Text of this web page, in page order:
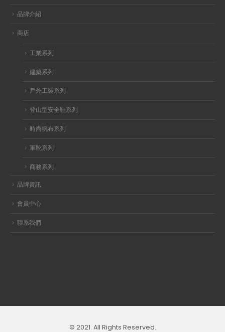
品牌介紹
商店
工業系列
建築系列
戶外工裝系列
登山型安全鞋系列
時尚帆布系列
軍靴系列
商務系列
品牌資訊
會員中心
聯系我們
© 2021. All Rights Reserved.